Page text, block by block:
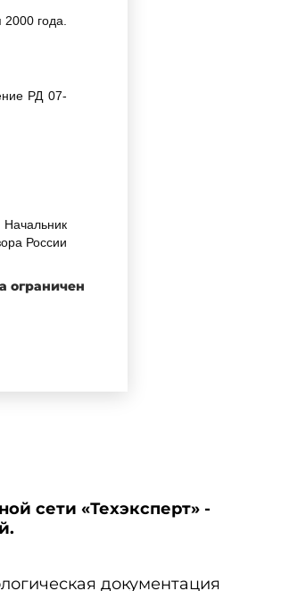
года.
РД 07-
Начальник
России
ограничен
сети «Техэксперт» -
документация